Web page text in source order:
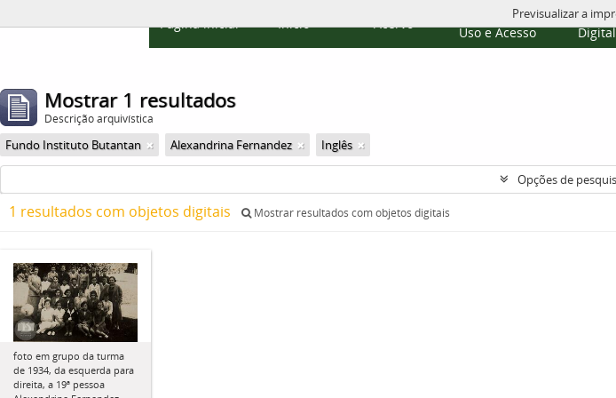
Página inicial Início Acervo
Políticas de
Uso e Acesso
Digital
Previsualizar a
Mostrar 1 resultados
Descrição arquivística
Fundo Instituto Butantan Alexandrina Fernandez Inglês
Opções de
1 resultados com objetos digitais Mostrar resultados com objetos digitais
foto em grupo da turma
de 1934, da esquerda para
direita, a 19ª pessoa